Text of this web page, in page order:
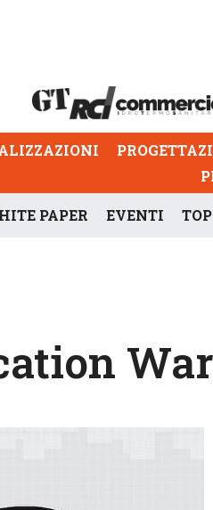
PAPER EVENTI